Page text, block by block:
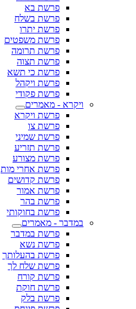
פרשת בא
פרשת בשלח
פרשת יתרו
פרשת משפטים
פרשת תרומה
פרשת תצוה
פרשת כי תשא
פרשת ויקהל
פרשת פקודי
ויקרא - מאמרים
פרשת ויקרא
פרשת צו
פרשת שמיני
פרשת תזריע
פרשת מצורע
פרשת אחרי מות
פרשת קדושים
פרשת אמור
פרשת בהר
פרשת בחוקותי
במדבר - מאמרים
פרשת במדבר
פרשת נשא
פרשת בהעלותך
פרשת שלח לך
פרשת קורח
פרשת חוקת
פרשת בלק